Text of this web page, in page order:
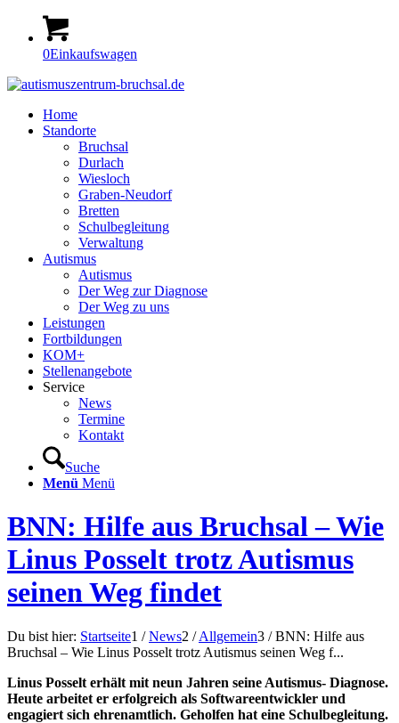
0Einkaufswagen
Home
Standorte
Bruchsal
Durlach
Wiesloch
Graben-Neudorf
Bretten
Schulbegleitung
Verwaltung
Autismus
Autismus
Der Weg zur Diagnose
Der Weg zu uns
Leistungen
Fortbildungen
KOM+
Stellenangebote
Service
News
Termine
Kontakt
Suche
Menü Menü
BNN: Hilfe aus Bruchsal – Wie
Linus Posselt trotz Autismus
seinen Weg findet
Du bist hier: Startseite1 / News2 / Allgemein3 / BNN: Hilfe aus
Bruchsal – Wie Linus Posselt trotz Autismus seinen Weg f...
Linus Posselt erhält mit neun Jahren seine Autismus- Diagnose.
Heute arbeitet er erfolgreich als Softwareentwickler und
engagiert sich ehrenamtlich. Geholfen hat eine Schulbegleitung.